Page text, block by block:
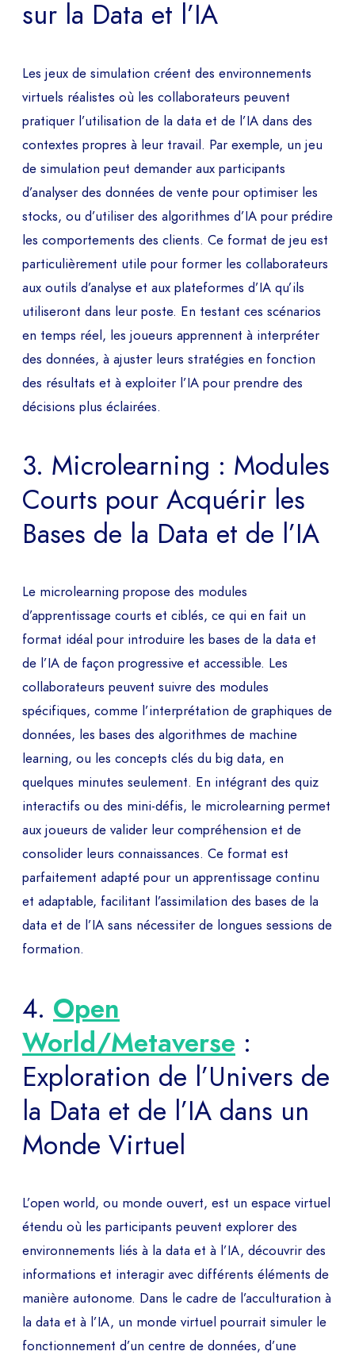
sur la Data et l’IA
Les jeux de simulation créent des environnements
virtuels réalistes où les collaborateurs peuvent
pratiquer l’utilisation de la data et de l’IA dans des
contextes propres à leur travail. Par exemple, un jeu
de simulation peut demander aux participants
d’analyser des données de vente pour optimiser les
stocks, ou d’utiliser des algorithmes d’IA pour prédire
les comportements des clients. Ce format de jeu est
particulièrement utile pour former les collaborateurs
aux outils d’analyse et aux plateformes d’IA qu’ils
utiliseront dans leur poste. En testant ces scénarios
en temps réel, les joueurs apprennent à interpréter
des données, à ajuster leurs stratégies en fonction
des résultats et à exploiter l’IA pour prendre des
décisions plus éclairées.
3. Microlearning : Modules
Courts pour Acquérir les
Bases de la Data et de l’IA
Le microlearning propose des modules
d’apprentissage courts et ciblés, ce qui en fait un
format idéal pour introduire les bases de la data et
de l’IA de façon progressive et accessible. Les
collaborateurs peuvent suivre des modules
spécifiques, comme l’interprétation de graphiques de
données, les bases des algorithmes de machine
learning, ou les concepts clés du big data, en
quelques minutes seulement. En intégrant des quiz
interactifs ou des mini-défis, le microlearning permet
aux joueurs de valider leur compréhension et de
consolider leurs connaissances. Ce format est
parfaitement adapté pour un apprentissage continu
et adaptable, facilitant l’assimilation des bases de la
data et de l’IA sans nécessiter de longues sessions de
formation.
4. Open
World/Metaverse :
Exploration de l’Univers de
la Data et de l’IA dans un
Monde Virtuel
L’open world, ou monde ouvert, est un espace virtuel
étendu où les participants peuvent explorer des
environnements liés à la data et à l’IA, découvrir des
informations et interagir avec différents éléments de
manière autonome. Dans le cadre de l’acculturation à
la data et à l’IA, un monde virtuel pourrait simuler le
fonctionnement d’un centre de données, d’une
Programmer la demo
PAYS
Le
à
ENVOYER